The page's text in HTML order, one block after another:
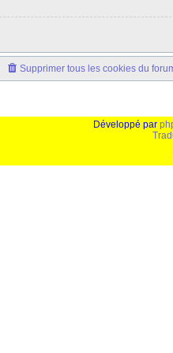
Supprimer tous les cookies du
Développé par